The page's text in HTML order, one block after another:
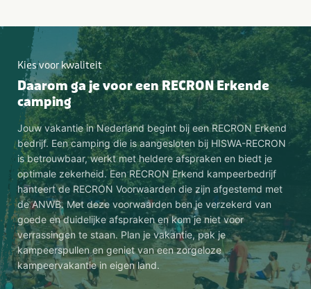
Kies voor kwaliteit
Daarom ga je voor een RECRON Erkende
camping
Jouw vakantie in Nederland begint bij een RECRON Erkend
bedrijf. Een camping die is aangesloten bij HISWA-RECRON
is betrouwbaar, werkt met heldere afspraken en biedt je
optimale zekerheid. Een RECRON Erkend kampeerbedrijf
hanteert de RECRON Voorwaarden die zijn afgestemd met
de ANWB. Met deze voorwaarden ben je verzekerd van
goede en duidelijke afspraken en kom je niet voor
verrassingen te staan. Plan je vakantie, pak je
kampeerspullen en geniet van een zorgeloze
kampeervakantie in eigen land.